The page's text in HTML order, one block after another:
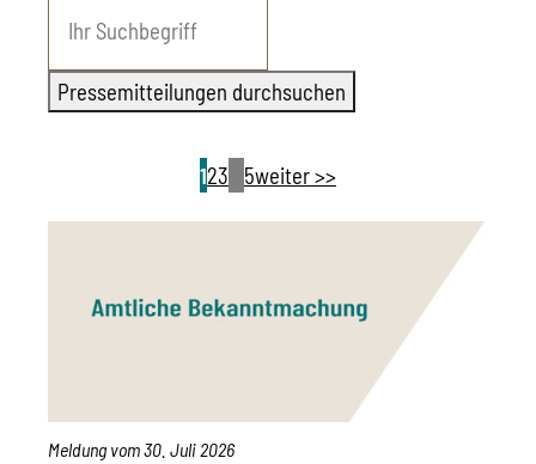
123 5weiter >>
Meldung vom30. Juli 2026